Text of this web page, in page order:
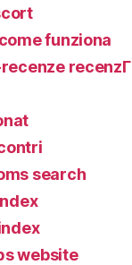
funziona
recenzГ­
search
website